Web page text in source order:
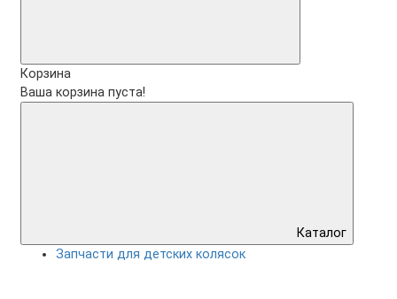
Корзина
Ваша корзина пуста!
Каталог
Запчасти для детских колясок